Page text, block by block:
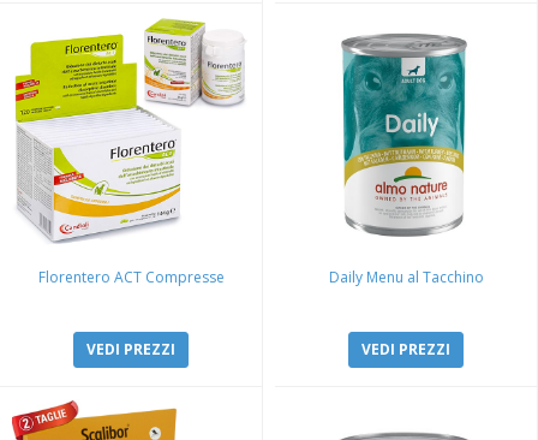
Florentero ACT Compresse
VEDI PREZZI
Daily Menu al Tacchino
VEDI PREZZI